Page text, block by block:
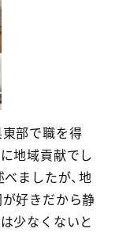
部で職を得
地域貢献でし
べましたが、地
好きだから静
少なくないと